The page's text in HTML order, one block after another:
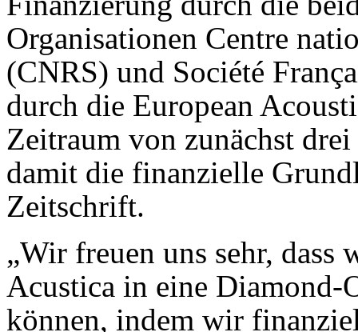
Organisationen Centre
(CNRS) und Société
durch die European
Zeitraum von zunächst
damit die finanzielle
Zeitschrift.
„Wir freuen uns sehr,
Acustica in eine
können, indem wir